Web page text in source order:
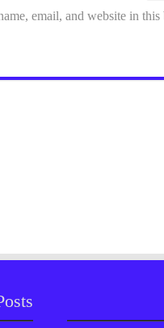
email, and website in